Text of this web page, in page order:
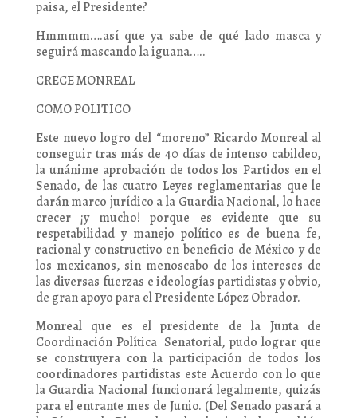
paisa, el Presidente?
Hmmmm….así que ya sabe de qué lado masca y
seguirá mascando la iguana…..
CRECE MONREAL
COMO POLITICO
Este nuevo logro del “moreno” Ricardo Monreal al
conseguir tras más de 40 días de intenso cabildeo,
la unánime aprobación de todos los Partidos en el
Senado, de las cuatro Leyes reglamentarias que le
darán marco jurídico a la Guardia Nacional, lo hace
crecer ¡y mucho! porque es evidente que su
respetabilidad y manejo político es de buena fe,
racional y constructivo en beneficio de México y de
los mexicanos, sin menoscabo de los intereses de
las diversas fuerzas e ideologías partidistas y obvio,
de gran apoyo para el Presidente López Obrador.
Monreal que es el presidente de la Junta de
Coordinación Política Senatorial, pudo lograr que
se construyera con la participación de todos los
coordinadores partidistas este Acuerdo con lo que
la Guardia Nacional funcionará legalmente, quizás
para el entrante mes de Junio. (Del Senado pasará a